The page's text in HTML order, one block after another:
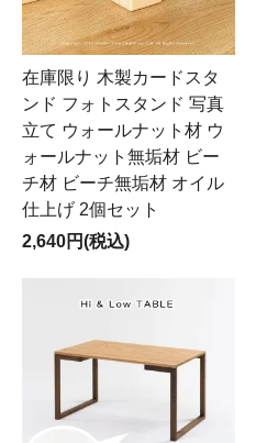
在庫限り 木製カードスタ
ンド フォトスタンド 写真
立て ウォールナット材 ウ
ォールナット無垢材 ビー
チ材 ビーチ無垢材 オイル
仕上げ 2個セット
2,640円(税込)